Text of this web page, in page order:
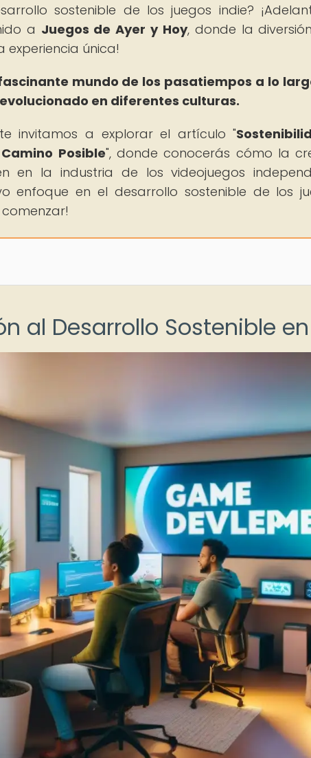
sostenible de los juegos indie?
a Juegos de Ayer y Hoy, donde la
única!
mundo de los pasatiempos a lo
en diferentes culturas.
invitamos a explorar el artículo "
Posible", donde conocerás cómo la
en la industria de los videojuegos
enfoque en el desarrollo sostenible de los
al Desarrollo Sostenible